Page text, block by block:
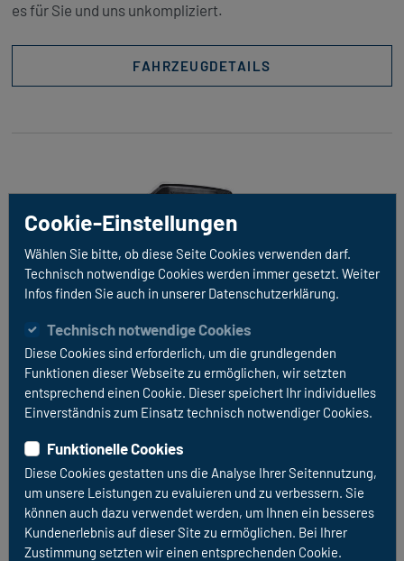
es für Sie und uns unkompliziert.
FAHRZEUGDETAILS
URBAN STANDARD
CROSSCAMP EXPLR
CROSSCAMP inkl. Aufstelldach 2,0 HDI 144 PS inkl.
herausnehmbarer Küche (Gaskocher, Kühlbox etc.)
Klimaautomatik, Standheizung, Rückfahrkamera,
Tempomat und Markise
Cookie-Einstellungen
Wählen Sie bitte, ob diese Seite Cookies verwenden darf.
Technisch notwendige Cookies werden immer gesetzt. Weiter
Infos finden Sie auch in unserer Datenschutzerklärung.
Technisch notwendige Cookies
Diese Cookies sind erforderlich, um die grundlegenden
Funktionen dieser Webseite zu ermöglichen, wir setzten
entsprechend einen Cookie. Dieser speichert Ihr individuelles
Einverständnis zum Einsatz technisch notwendiger Cookies.
Funktionelle Cookies
Diese Cookies gestatten uns die Analyse Ihrer Seitennutzung,
um unsere Leistungen zu evaluieren und zu verbessern. Sie
können auch dazu verwendet werden, um Ihnen ein besseres
Kundenerlebnis auf dieser Site zu ermöglichen. Bei Ihrer
Zustimmung setzten wir einen entsprechenden Cookie.